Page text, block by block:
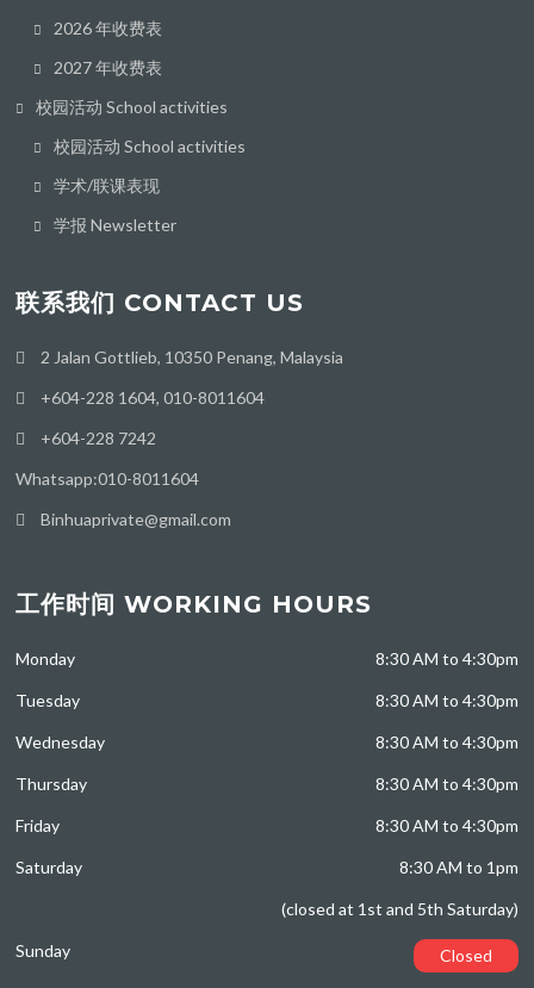
2026 年收费表
2027 年收费表
校园活动 School activities
校园活动 School activities
学术/联课表现
学报 Newsletter
联系我们 CONTACT US
2 Jalan Gottlieb, 10350 Penang, Malaysia
+604-228 1604, 010-8011604
+604-228 7242
Whatsapp:010-8011604
Binhuaprivate@gmail.com
工作时间 WORKING HOURS
Monday 8:30 AM to 4:30pm
Tuesday 8:30 AM to 4:30pm
Wednesday 8:30 AM to 4:30pm
Thursday 8:30 AM to 4:30pm
Friday 8:30 AM to 4:30pm
Saturday 8:30 AM to 1pm
(closed at 1st and 5th Saturday)
Sunday Closed